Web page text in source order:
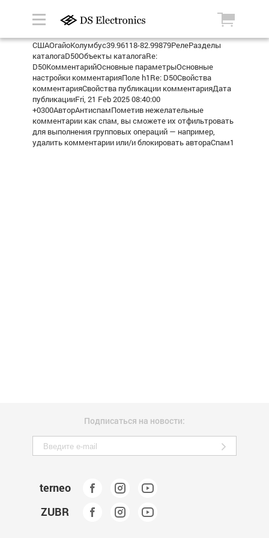
СШАОгайоКолумбус39.96118-82.99879РелеРазделы
каталогаD50Объекты каталогаRe:
D50КомментарийОсновные параметрыОсновные
настройки комментарияПоле h1Re: D50Свойства
комментарияСвойства публикации комментарияДата
публикацииFri, 21 Feb 2025 08:40:00
+0300АвторАнтиспамПометив нежелательные
комментарии как спам, вы сможете их отфильтровать
для выполнения групповых операций — например,
удалить комментарии или/и блокировать автораСпам1
Подписаться на новости:
terneo
ZUBR